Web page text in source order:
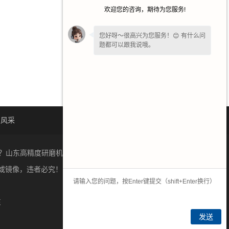
采
东高精度研磨机质量怎么样？新乡市奥华数控设备有限公
镜像，违者必究！ 豫ICP备2022020163号-1
欢迎您的咨询，期待为您服务!
您好呀～很高兴为您服务！😊 有什么问
题都可以跟我说哦。
发送